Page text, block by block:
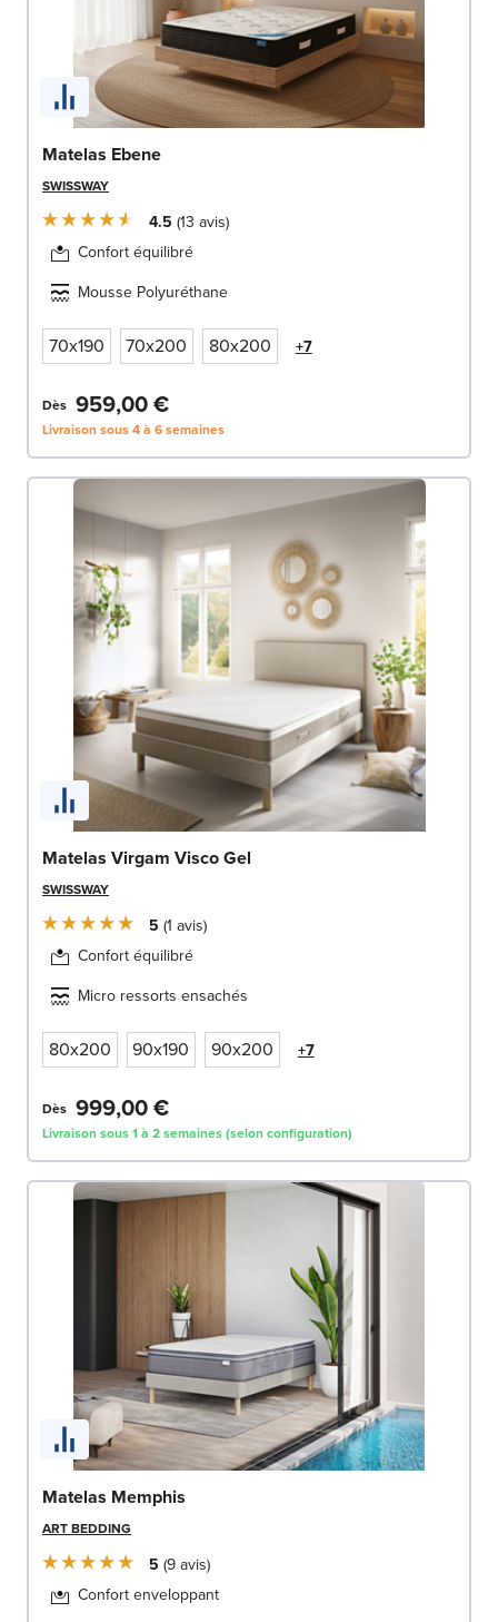
Matelas Ebene
SWISSWAY
4.5 13 avis
Confort équilibré
Mousse Polyuréthane
70x190 70x200 80x200 +7
Dès 959,00 €
Livraison sous 4 à 6 semaines
Matelas Virgam Visco Gel
SWISSWAY
5 1 avis
Confort équilibré
Micro ressorts ensachés
80x200 90x190 90x200 +7
Dès 999,00 €
Livraison sous 1 à 2 semaines (selon configuration)
Matelas Memphis
ART BEDDING
5 9avis
Confort enveloppant